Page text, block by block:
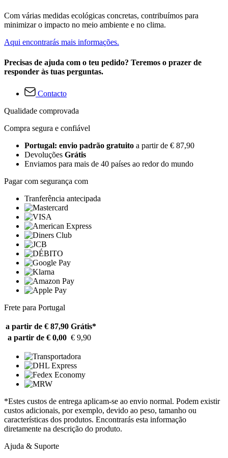
Com várias medidas ecológicas concretas, contribuímos para
minimizar o impacto no meio ambiente e no clima.
Aqui encontrarás mais informações.
Precisas de ajuda com o teu pedido? Teremos o prazer de
responder às tuas perguntas.
Contacto
Qualidade comprovada
Compra segura e confiável
Portugal: envio padrão gratuito a partir de € 87,90
Devoluções Grátis
Enviamos para mais de 40 países ao redor do mundo
Pagar com segurança com
Tranferência antecipada
Frete para Portugal
a partir de € 87,90 Grátis*
a partir de € 0,00 € 9,90
*Estes custos de entrega aplicam-se ao envio normal. Podem existir
custos adicionais, por exemplo, devido ao peso, tamanho ou
características dos produtos. Encontrarás esta informação
diretamente na descrição do produto.
Ajuda & Suporte